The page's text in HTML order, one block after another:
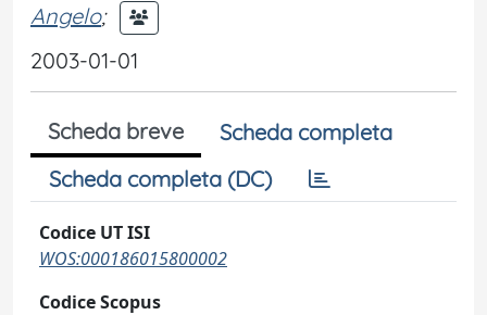
Angelo;
2003-01-01
Scheda breve
Scheda completa
Scheda completa (DC)
Codice UT ISI
WOS:000186015800002
Codice Scopus